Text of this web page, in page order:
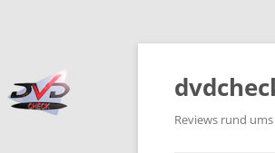
Zum
springen
Reviews rund